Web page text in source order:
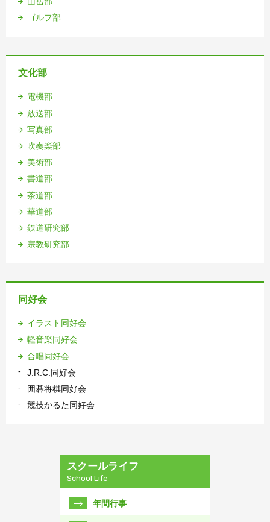
ゴルフ部
文化部
電機部
放送部
写真部
吹奏楽部
美術部
書道部
茶道部
華道部
鉄道研究部
宗教研究部
同好会
イラスト同好会
軽音楽同好会
合唱同好会
J.R.C.同好会
囲碁将棋同好会
競技かるた同好会
スクールライフ
School Life
年間行事